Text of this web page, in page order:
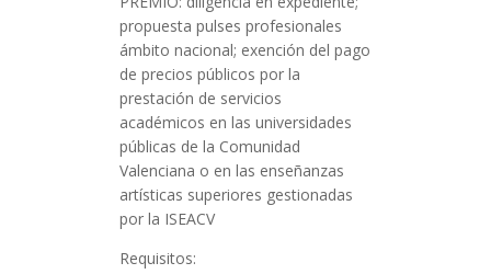
propuesta pulses profesionales
ámbito nacional; exención del pago
de precios públicos por la
prestación de servicios
académicos en las universidades
públicas de la Comunidad
Valenciana o en las enseñanzas
artísticas superiores gestionadas
por la ISEACV
Requisitos: